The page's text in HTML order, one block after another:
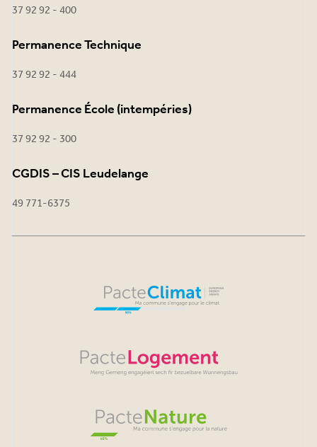
37 92 92 - 400
Permanence Technique
37 92 92 - 444
Permanence École (intempéries)
37 92 92 - 300
CGDIS – CIS Leudelange
49 771-6375